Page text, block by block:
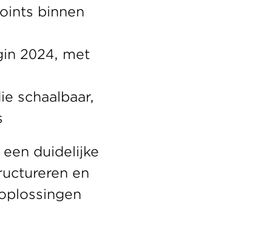
binnen
2024, met
schaalbaar,
duidelijke
en